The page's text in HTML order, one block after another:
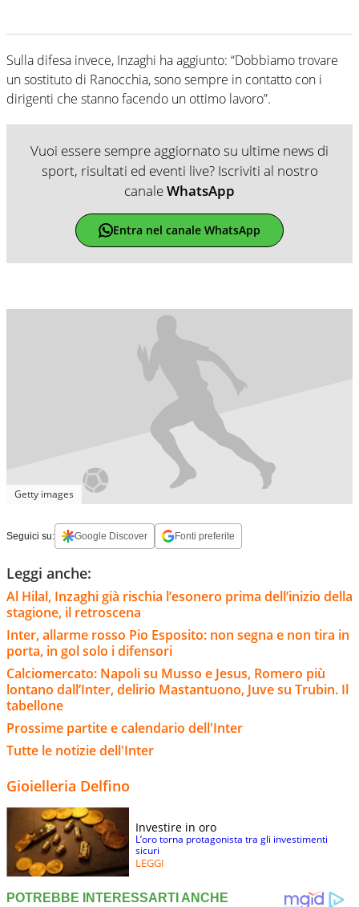
Sulla difesa invece, Inzaghi ha aggiunto: “Dobbiamo trovare
un sostituto di Ranocchia, sono sempre in contatto con i
dirigenti che stanno facendo un ottimo lavoro”.
Vuoi essere sempre aggiornato su ultime news di
sport, risultati ed eventi live? Iscriviti al nostro
canaleWhatsApp
Entra nel canale WhatsApp
Getty images
Seguici su: Google Discover Fonti preferite
Leggi anche:
Al Hilal, Inzaghi già rischia l’esonero prima dell’inizio della
stagione, il retroscena
Inter, allarme rosso Pio Esposito: non segna e non tira in
porta, in gol solo i difensori
Calciomercato: Napoli su Musso e Jesus, Romero più
lontano dall’Inter, delirio Mastantuono, Juve su Trubin. Il
tabellone
Prossime partite e calendario dell'Inter
Tutte le notizie dell'Inter
Gioielleria Delfino
Investire in oro
L’oro torna protagonista tra gli investimenti
sicuri
LEGGI